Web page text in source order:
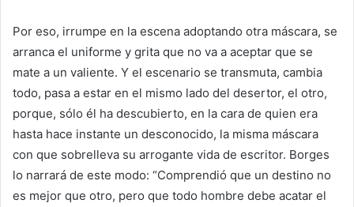
Por eso, irrumpe en la escena adoptando otra máscara, se
arranca el uniforme y grita que no va a aceptar que se
mate a un valiente. Y el escenario se transmuta, cambia
todo, pasa a estar en el mismo lado del desertor, el otro,
porque, sólo él ha descubierto, en la cara de quien era
hasta hace instante un desconocido, la misma máscara
con que sobrelleva su arrogante vida de escritor. Borges
lo narrará de este modo: “Comprendió que un destino no
es mejor que otro, pero que todo hombre debe acatar el